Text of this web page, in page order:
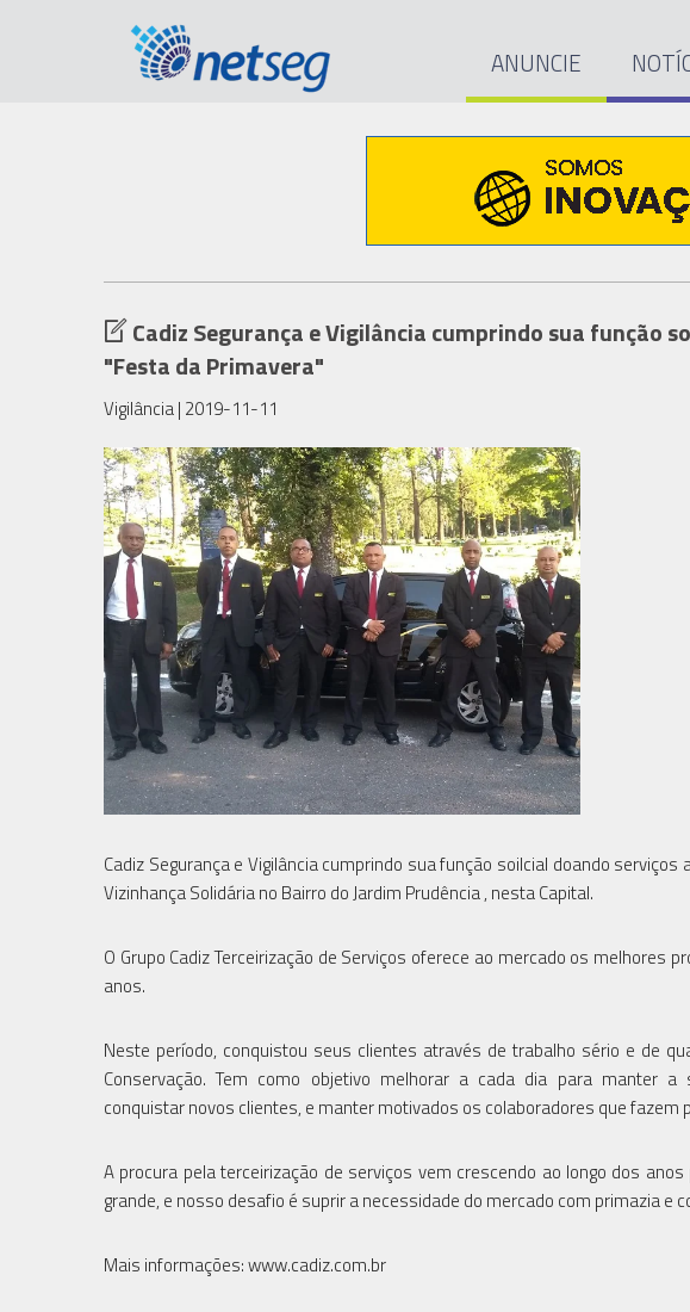
ANUNCIE
Cadiz Segurança e Vigilância cumprindo sua função
"Festa da Primavera"
Vigilância| 2019-11-11
Cadiz Segurança e Vigilância cumprindo sua função soilcial doando
Vizinhança Solidária no Bairro do Jardim Prudência , nesta Capital.
O Grupo Cadiz Terceirização de Serviços oferece ao mercado os melhores
anos.
Neste período, conquistou seus clientes através de trabalho sério e de
Conservação. Tem como objetivo melhorar a cada dia para manter
conquistar novos clientes, e manter motivados os colaboradores que fazem
A procura pela terceirização de serviços vem crescendo ao longo dos
grande, e nosso desafio é suprir a necessidade do mercado com primazia e
Mais informações: www.cadiz.com.br